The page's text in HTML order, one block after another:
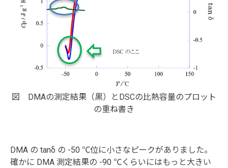
図 DMAの測定結果（黒）とDSCの比熱容量のプロット
の重ね書き
DMA の tanδ の -50 ℃位に小さなピークがありました。
確かに DMA 測定結果の -90 ℃くらいにはもっと大きい